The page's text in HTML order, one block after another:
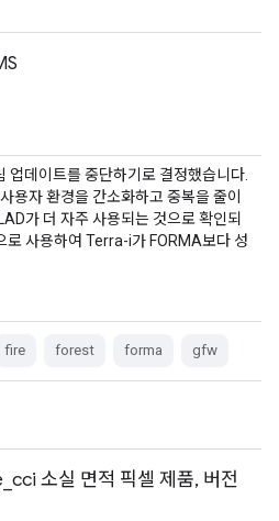
업데이트를 중단하기로 결정했습니다.
자 환경을 간소화하고 중복을 줄이
가 더 자주 사용되는 것으로 확인되
로 사용하여 Terra-i가 FORMA보다 성
fire forest forma gfw
소실 면적 픽셀 제품, 버전